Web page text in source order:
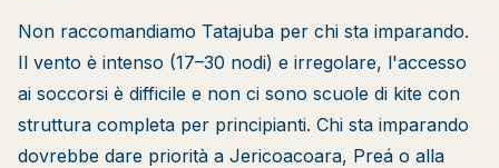
Non raccomandiamo Tatajuba per chi sta imparando.
Il vento è intenso (17–30 nodi) e irregolare, l'accesso
ai soccorsi è difficile e non ci sono scuole di kite con
struttura completa per principianti. Chi sta imparando
dovrebbe dare priorità a Jericoacoara, Preá o alla